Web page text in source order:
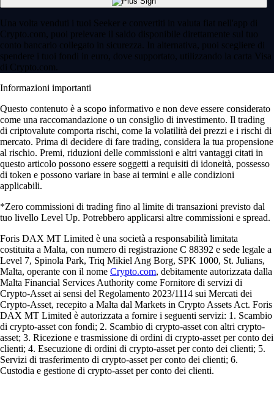
Una volta venduti i tuoi Seeker e convertiti in valuta fiat nell'app di
Crypto.com, puoi prelevare il saldo disponibile direttamente sul tuo
conto bancario collegato in sicurezza. In alternativa, puoi scegliere di
spendere i tuoi fondi in euro, dove supportato, utilizzando la carta Visa
di Crypto.com.
Informazioni importanti
Questo contenuto è a scopo informativo e non deve essere considerato
come una raccomandazione o un consiglio di investimento. Il trading
di criptovalute comporta rischi, come la volatilità dei prezzi e i rischi di
mercato. Prima di decidere di fare trading, considera la tua propensione
al rischio. Premi, riduzioni delle commissioni e altri vantaggi citati in
questo articolo possono essere soggetti a requisiti di idoneità, possesso
di token e possono variare in base ai termini e alle condizioni
applicabili.
*Zero commissioni di trading fino al limite di transazioni previsto dal
tuo livello Level Up. Potrebbero applicarsi altre commissioni e spread.
Foris DAX MT Limited è una società a responsabilità limitata
costituita a Malta, con numero di registrazione C 88392 e sede legale a
Level 7, Spinola Park, Triq Mikiel Ang Borg, SPK 1000, St. Julians,
Malta, operante con il nome Crypto.com, debitamente autorizzata dalla
Malta Financial Services Authority come Fornitore di servizi di
Crypto-Asset ai sensi del Regolamento 2023/1114 sui Mercati dei
Crypto-Asset, recepito a Malta dal Markets in Crypto Assets Act. Foris
DAX MT Limited è autorizzata a fornire i seguenti servizi: 1. Scambio
di crypto-asset con fondi; 2. Scambio di crypto-asset con altri crypto-
asset; 3. Ricezione e trasmissione di ordini di crypto-asset per conto dei
clienti; 4. Esecuzione di ordini di crypto-asset per conto dei clienti; 5.
Servizi di trasferimento di crypto-asset per conto dei clienti; 6.
Custodia e gestione di crypto-asset per conto dei clienti.